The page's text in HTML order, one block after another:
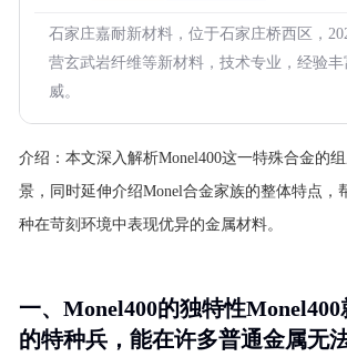
石家庄嘉耐新材料，位于石家庄桥西区，
营玄武岩纤维等新材料，技术专业，经验丰
威。
介绍： 本文深入解析Monel400这一特殊合金的
景，同时延伸介绍Monel合金家族的整体特点，
种在苛刻环境中表现优异的金属材料。
一、Monel400的独特性
的特种兵，能在许多普通金属无